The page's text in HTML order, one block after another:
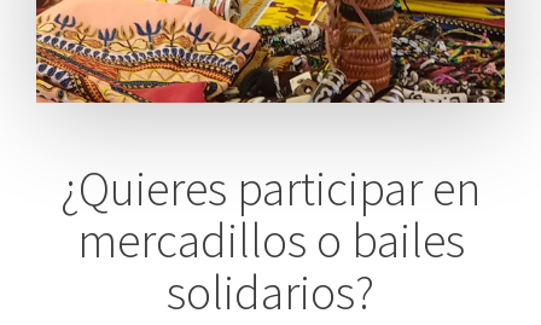
¿Quieres participar en
mercadillos o bailes
solidarios?